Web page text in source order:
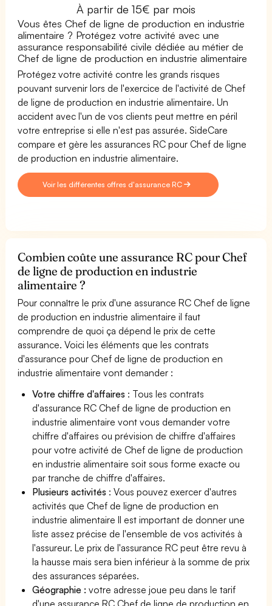
À partir de 15€ par mois
Vous êtes Chef de ligne de production en industrie
alimentaire ? Protégez votre activité avec une
assurance responsabilité civile dédiée au métier de
Chef de ligne de production en industrie alimentaire
Protégez votre activité contre les grands risques
pouvant survenir lors de l'exercice de l'activité de Chef
de ligne de production en industrie alimentaire. Un
accident avec l'un de vos clients peut mettre en péril
votre entreprise si elle n'est pas assurée. SideCare
compare et gère les assurances RC pour Chef de ligne
de production en industrie alimentaire.
Voir les différentes offres d'assurance RC
Combien coûte une assurance RC pour Chef
de ligne de production en industrie
alimentaire ?
Pour connaître le prix d'une assurance RC Chef de ligne
de production en industrie alimentaire il faut
comprendre de quoi ça dépend le prix de cette
assurance. Voici les éléments que les contrats
d'assurance pour Chef de ligne de production en
industrie alimentaire vont demander :
Votre chiffre d'affaires : Tous les contrats
d'assurance RC Chef de ligne de production en
industrie alimentaire vont vous demander votre
chiffre d'affaires ou prévision de chiffre d'affaires
pour votre activité de Chef de ligne de production
en industrie alimentaire soit sous forme exacte ou
par tranche de chiffre d'affaires.
Plusieurs activités : Vous pouvez exercer d'autres
activités que Chef de ligne de production en
industrie alimentaire Il est important de donner une
liste assez précise de l'ensemble de vos activités à
l'assureur. Le prix de l'assurance RC peut être revu à
la hausse mais sera bien inférieur à la somme de prix
des assurances séparées.
Géographie :votre adresse joue peu dans le tarif
d'une assurance RC Chef de ligne de production en